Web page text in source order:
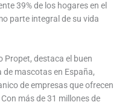
39% de los hogares en el
parte integral de su vida
Propet, destaca el buen
mascotas en España,
de empresas que ofrecen
más de 31 millones de